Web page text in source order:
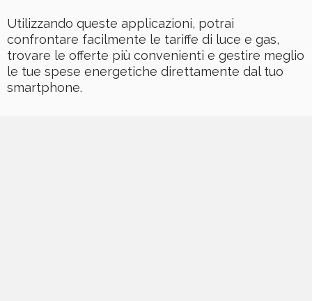
Utilizzando queste applicazioni, potrai
confrontare facilmente le tariffe di luce e gas,
trovare le offerte più convenienti e gestire meglio
le tue spese energetiche direttamente dal tuo
smartphone.